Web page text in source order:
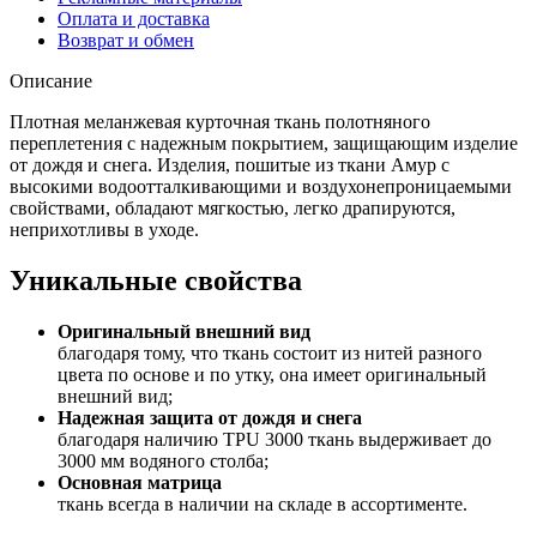
Оплата и доставка
Возврат и обмен
Описание
Плотная меланжевая курточная ткань полотняного
переплетения c надежным покрытием, защищающим изделие
от дождя и снега. Изделия, пошитые из ткани Амур с
высокими водоотталкивающими и воздухонепроницаемыми
свойствами, обладают мягкостью, легко драпируются,
неприхотливы в уходе.
Уникальные свойства
Оригинальный внешний вид
благодаря тому, что ткань состоит из нитей разного
цвета по основе и по утку, она имеет оригинальный
внешний вид;
Надежная защита от дождя и снега
благодаря наличию TPU 3000 ткань выдерживает до
3000 мм водяного столба;
Основная матрица
ткань всегда в наличии на складе в ассортименте.